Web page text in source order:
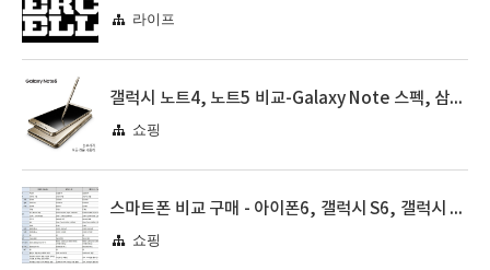
라이프
갤럭시 노트4, 노트5 비교-Galaxy Note 스펙, 삼성페이
쇼핑
스마트폰 비교 구매 - 아이폰6, 갤럭시 S6, 갤럭시 노트4
쇼핑